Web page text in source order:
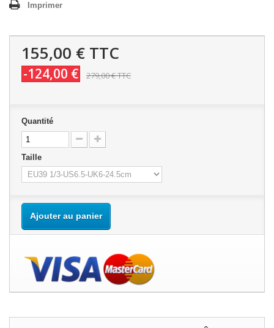
Imprimer
155,00 € TTC
-124,00 € 279,00 €TTC
Quantité
Taille
Ajouter au panier